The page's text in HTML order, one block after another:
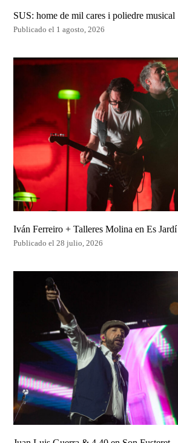
SUS: home de mil cares i poliedre musical
Publicado el 1 agosto, 2026
Iván Ferreiro + Talleres Molina en Es Jardí
Publicado el 28 julio, 2026